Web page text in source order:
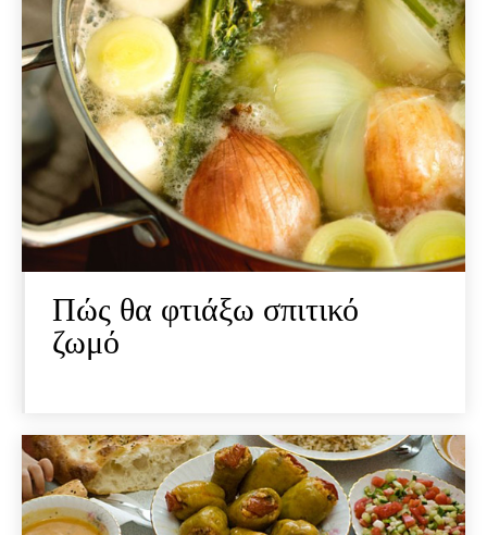
Πώς θα φτιάξω σπιτικό
ζωμό